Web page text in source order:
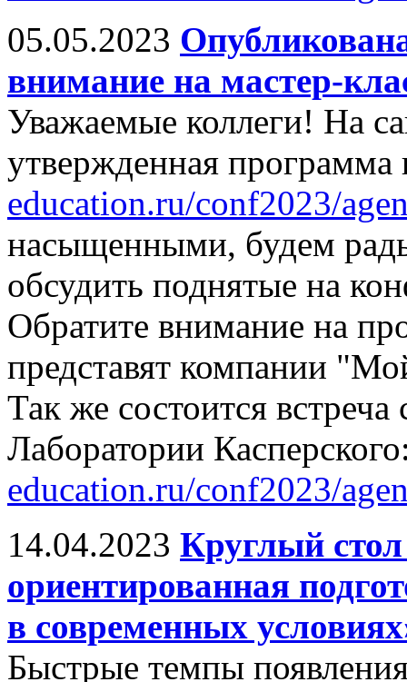
05.05.2023
внимание на мастер-
Уважаемые коллеги! На
утвержденная
education.ru/conf2023/
насыщенными, будем
обсудить поднятые на
Обратите внимание на
представят компании
Так же состоится встреча
Лаборатории
education.ru/conf2023/
14.04.2023 Круглый
ориентированная
в современных
Быстрые темпы